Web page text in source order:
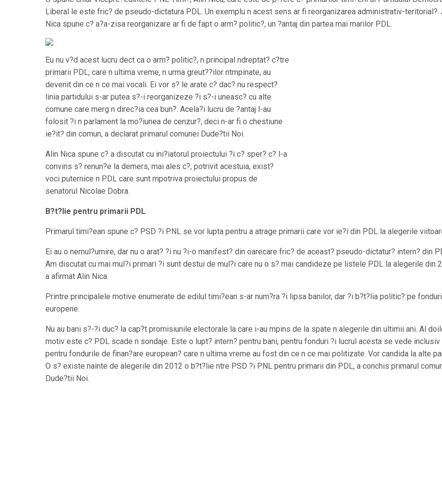
Liberal le este fric? de pseudo-dictatura PDL. Un exemplu n acest sens ar fi reorganizarea administrativ-teritorial?.
Nica spune c? a?a-zisa reorganizare ar fi de fapt o arm? politic?, un ?antaj din partea mai marilor PDL.
Eu nu v?d acest lucru dect ca o arm? politic?, n principal ndreptat? c?tre
primarii PDL, care n ultima vreme, n urma greut??ilor ntmpinate, au
devenit din ce n ce mai vocali. Ei vor s? le arate c? dac? nu respect?
linia partidului s-ar putea s?-i reorganizeze ?i s?-i uneasc? cu alte
comune care merg n direc?ia cea bun?. Acela?i lucru de ?antaj l-au
folosit ?i n parlament la mo?iunea de cenzur?, deci n-ar fi o chestiune
ie?it? din comun, a declarat primarul comunei Dude?tii Noi.
Alin Nica spune c? a discutat cu ini?iatorul proiectului ?i c? sper? c? l-a
convins s? renun?e la demers, mai ales c?, potrivit acestuia, exist?
voci puternice n PDL care sunt mpotriva proiectului propus de
senatorul Nicolae Dobra.
B?t?lie pentru primarii PDL
Primarul timi?ean spune c? PSD ?i PNL se vor lupta pentru a atrage primarii care vor ie?i din PDL la alegerile
Ei au o nemul?umire, dar nu o arat? ?i nu ?i-o manifest? din oarecare fric? de aceast? pseudo-dictatur? intern? din
Am discutat cu mai mul?i primari ?i sunt destui de mul?i care nu o s? mai candideze pe listele PDL la alegerile din
a afirmat Alin Nica.
Printre principalele motive enumerate de edilul timi?ean s-ar num?ra ?i lipsa banilor, dar ?i b?t?lia politic? pe
europene.
Nu au bani s?-?i duc? la cap?t promisiunile electorale la care i-au mpins de la spate n alegerile din ultimii ani. Al
motiv este c? PDL scade n sondaje. Este o lupt? intern? pentru bani, pentru fonduri ?i lucrul acesta se vede inclusiv
pentru fondurile de finan?are european? care n ultima vreme au fost din ce n ce mai politizate. Vor candida la alte
O s? existe nainte de alegerile din 2012 o b?t?lie ntre PSD ?i PNL pentru primarii din PDL, a conchis primarul
Dude?tii Noi.